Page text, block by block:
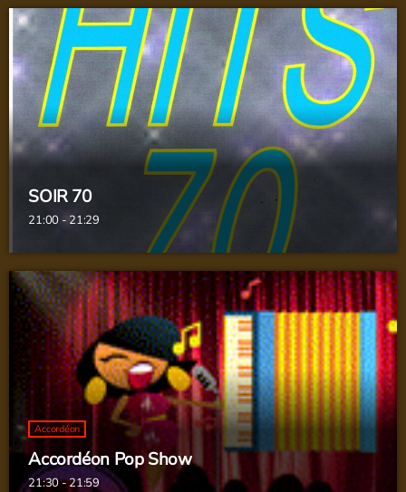
SOIR 70
21:00 - 21:29
Accordéon
Accordéon Pop Show
21:30 - 21:59